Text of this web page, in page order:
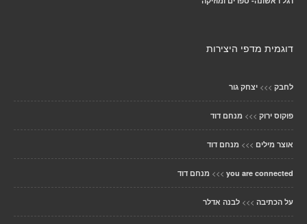
דוגמית מדפי היצירות
לחבק >>> יצחק גור
פוקוס ירוק >>> מנחם דוד
אוצר מילים >>> מנחם דוד
you are connected
>>> מנחם דוד
על הכתיבה >>> לבנה אדלר